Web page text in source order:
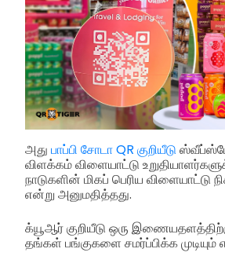
அது பாப்பி சோடா QR குறியீடு
விளக்கம் விளையாட்டு
நாடுகளின் மிகப் பெரிய விளையாட்டு
என்று அனுமதித்தது.
க்யூஆர் குறியீடு ஒரு
தங்கள் பங்குகளை சமர்ப்பிக்க முடியும்